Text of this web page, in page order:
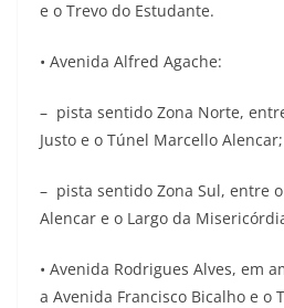
e o Trevo do Estudante.
• Avenida Alfred Agache:
– pista sentido Zona Norte,
Justo e o Túnel Marcello Alencar;
– pista sentido Zona Sul, entre
Alencar e o Largo da
• Avenida Rodrigues Alves, em
a Avenida Francisco Bicalho e o